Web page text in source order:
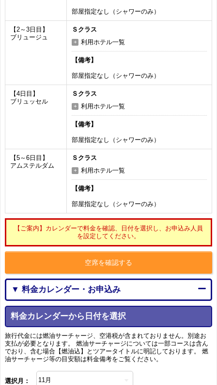
部屋指定なし（シャワーのみ）
【2～3日目】
ブリュージュ
Ｓクラス
利用ホテル一覧
【備考】
部屋指定なし（シャワーのみ）
【4日目】
ブリュッセル
Ｓクラス
利用ホテル一覧
【備考】
部屋指定なし（シャワーのみ）
【5～6日目】
アムステルダム
Ｓクラス
利用ホテル一覧
【備考】
部屋指定なし（シャワーのみ）
【ご案内】カレンダーで料金を確認、日付を選択し、お申込み人員
を設定してください。
空席を確認する
▼ 料金カレンダー・お申込み
料金カレンダーから日付を選択
旅行代金には燃油サーチャージ、空港税が含まれておりません。別途お
支払が必要となります。 燃油サーチャージについては一部コースは含ん
でおり、含む場合【燃油込】とツアータイトルに明記しております。 燃
油サーチャージ等の目安額は料金備考をご覧ください。
選択月：